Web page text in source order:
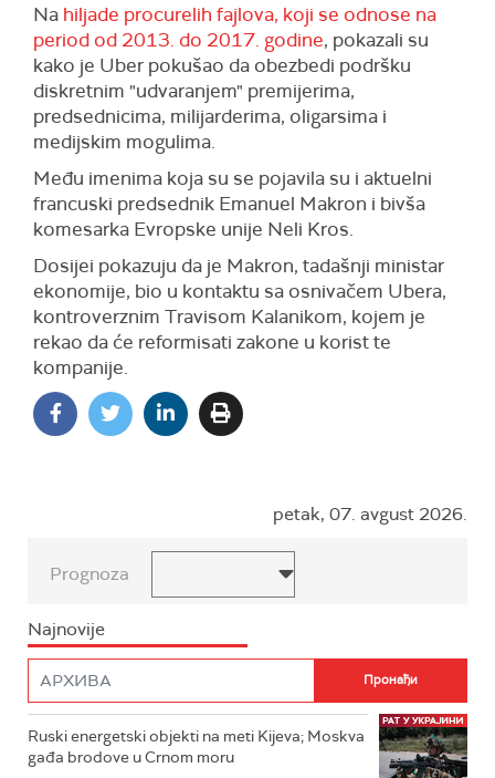
Na hiljade procurelih fajlova, koji se odnose na
period od 2013. do 2017. godine, pokazali su
kako je Uber pokušao da obezbedi podršku
diskretnim "udvaranjem" premijerima,
predsednicima, milijarderima, oligarsima i
medijskim mogulima.
Među imenima koja su se pojavila su i aktuelni
francuski predsednik Emanuel Makron i bivša
komesarka Evropske unije Neli Kros.
Dosijei pokazuju da je Makron, tadašnji ministar
ekonomije, bio u kontaktu sa osnivačem Ubera,
kontroverznim Travisom Kalanikom, kojem je
rekao da će reformisati zakone u korist te
kompanije.
petak, 07. avgust 2026.
Prognoza
Najnovije
Ruski energetski objekti na meti Kijeva; Moskva
gađa brodove u Crnom moru